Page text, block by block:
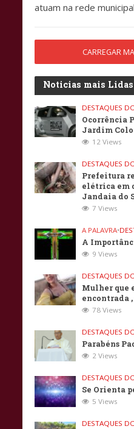
atuam na rede
CARREGAR
Noticias mais Lidas
DESTAQUES
Ocorrência
Jardim
12 Views
DESTAQUES
Prefeitura
elétrica em
Jandaia do
7 Views
A PALAVRA•
A
9 Views
DESTAQUES
Mulher que
encontrada
78 Views
DESTAQUES
Parabéns
2 Views
DESTAQUES
Se Orienta
5 Views
DESTAQUES